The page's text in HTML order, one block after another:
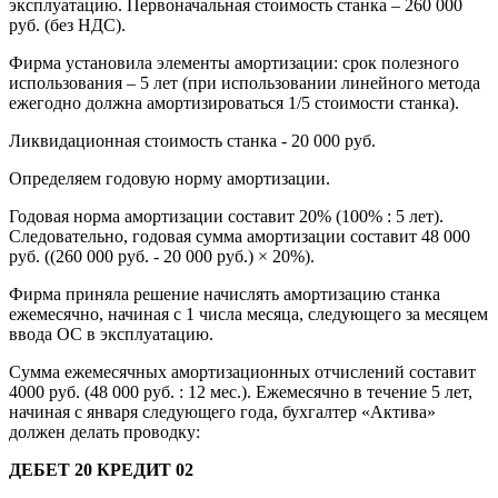
эксплуатацию. Первоначальная стоимость станка – 260 000
руб. (без НДС).
Фирма установила элементы амортизации: срок полезного
использования – 5 лет (при использовании линейного метода
ежегодно должна амортизироваться 1/5 стоимости станка).
Ликвидационная стоимость станка - 20 000 руб.
Определяем годовую норму амортизации.
Годовая норма амортизации составит 20% (100% : 5 лет).
Следовательно, годовая сумма амортизации составит 48 000
руб. ((260 000 руб. - 20 000 руб.) × 20%).
Фирма приняла решение начислять амортизацию станка
ежемесячно, начиная с 1 числа месяца, следующего за месяцем
ввода ОС в эксплуатацию.
Сумма ежемесячных амортизационных отчислений составит
4000 руб. (48 000 руб. : 12 мес.). Ежемесячно в течение 5 лет,
начиная с января следующего года, бухгалтер «Актива»
должен делать проводку:
ДЕБЕТ 20 КРЕДИТ 02